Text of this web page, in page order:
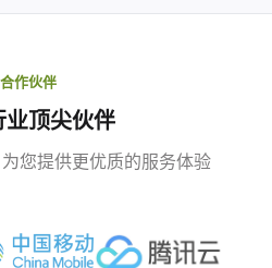
合作伙伴
业顶尖伙伴
您提供更优质的服务体验